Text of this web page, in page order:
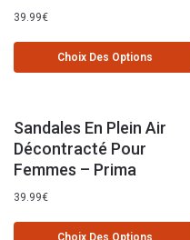
39.99€
Choix Des Options
Sandales En Plein Air
Décontracté Pour
Femmes – Prima
39.99€
Choix Des Options